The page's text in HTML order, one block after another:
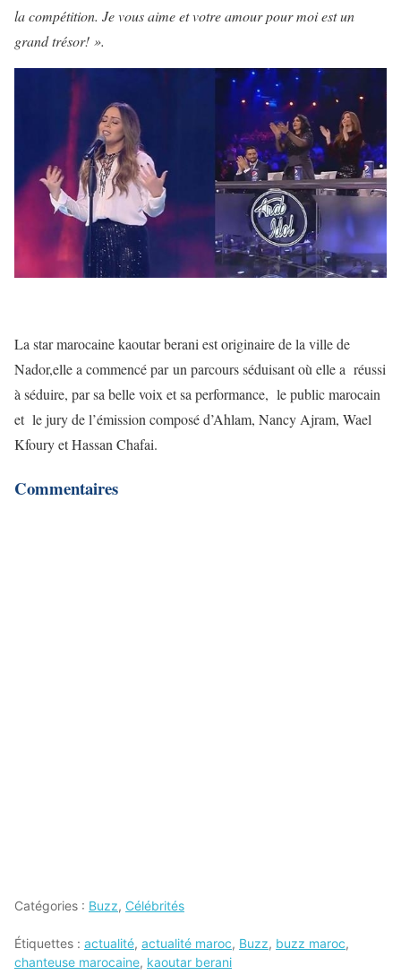
la compétition. Je vous aime et votre amour pour moi est un
grand trésor! ».
La star marocaine kaoutar berani est originaire de la ville de
Nador,elle a commencé par un parcours séduisant où elle a réussi
à séduire, par sa belle voix et sa performance, le public marocain
et le jury de l’émission composé d’Ahlam, Nancy Ajram, Wael
Kfoury et Hassan Chafai.
Commentaires
Catégories : Buzz, Célébrités
Étiquettes : actualité, actualité maroc, Buzz, buzz maroc,
chanteuse marocaine, kaoutar berani